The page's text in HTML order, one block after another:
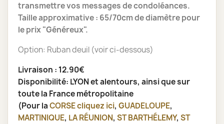
transmettre vos messages de condoléances.
Taille approximative : 65/70cm de diamètre pour
le prix "Généreux".
Option: Ruban deuil (voir ci-dessous)
Livraison : 12.90€
Disponibilité: LYON et alentours, ainsi que sur
toute la France métropolitaine
(Pour laCORSEcliquez ici, GUADELOUPE,
MARTINIQUE, LA RÉUNION, ST BARTHÉLEMY, ST